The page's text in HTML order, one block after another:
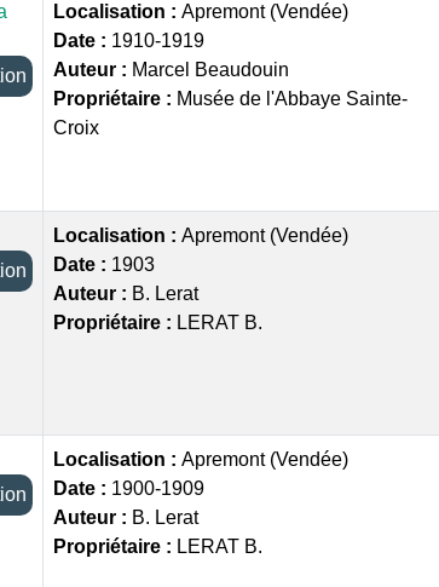
Localisation : Apremont (Vendée)
Date : 1910-1919
Auteur : Marcel Beaudouin
Propriétaire : Musée de l'Abbaye Sainte-
Croix
Localisation : Apremont (Vendée)
Date : 1903
Auteur : B. Lerat
Propriétaire : LERAT B.
Localisation : Apremont (Vendée)
Date : 1900-1909
Auteur : B. Lerat
Propriétaire : LERAT B.